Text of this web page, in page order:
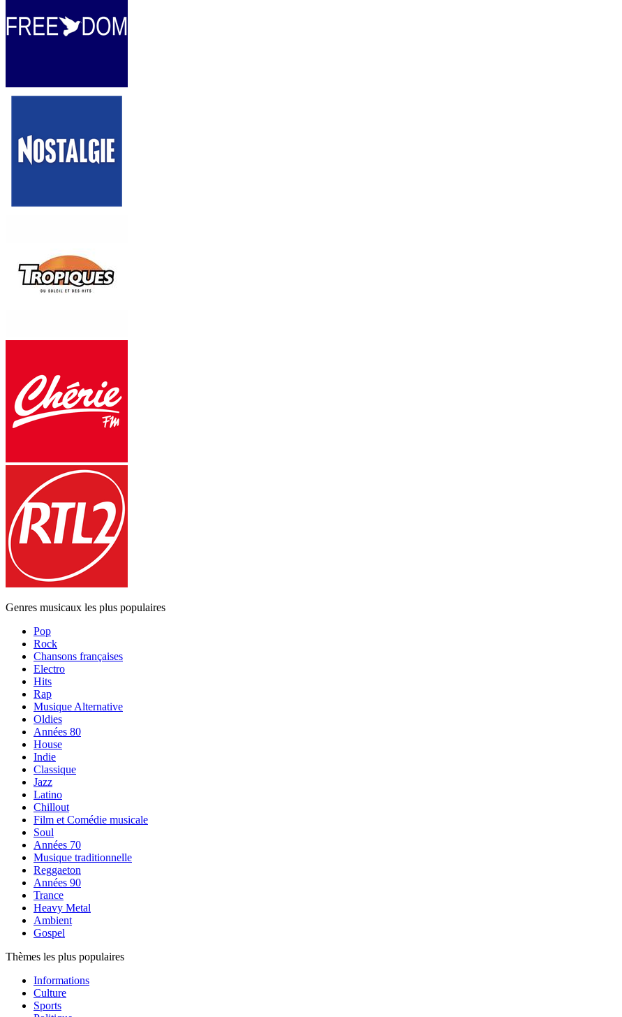
Genres musicaux les plus populaires
Pop
Rock
Chansons françaises
Electro
Hits
Rap
Musique Alternative
Oldies
Années 80
House
Indie
Classique
Jazz
Latino
Chillout
Film et Comédie musicale
Soul
Années 70
Musique traditionnelle
Reggaeton
Années 90
Trance
Heavy Metal
Ambient
Gospel
Thèmes les plus populaires
Informations
Culture
Sports